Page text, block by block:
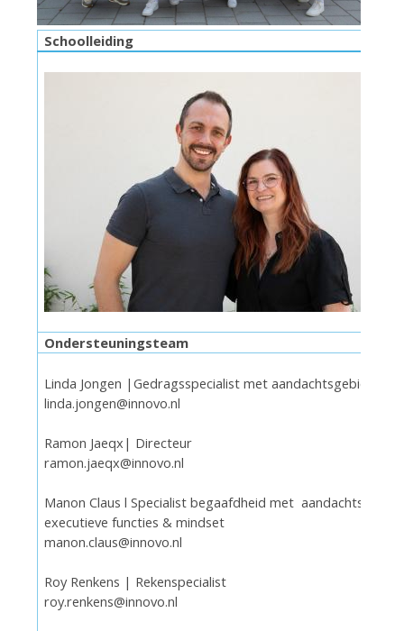
Ondersteuningsteam
Linda Jongen |Gedragsspecialist met aandachtsgebied
linda.jongen@innovo.nl
Ramon Jaeqx| Directeur
ramon.jaeqx@innovo.nl
Manon Claus l Specialist begaafdheid met aandachtsgebied
executieve functies & mindset
manon.claus@innovo.nl
Roy Renkens | Rekenspecialist
roy.renkens@innovo.nl